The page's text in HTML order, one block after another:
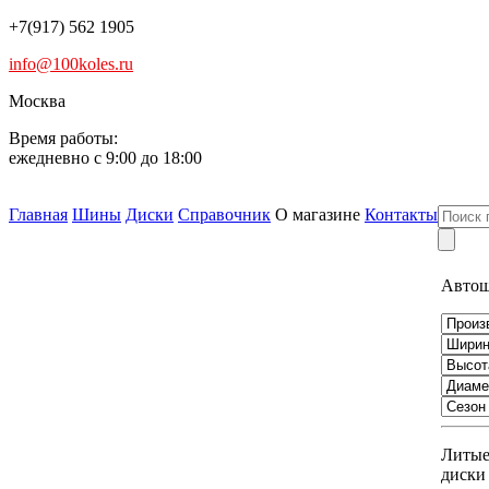
+7(917) 562 1905
info@100koles.ru
Москва
Время работы:
ежедневно с 9:00 до 18:00
Главная Шины Диски Справочник О магазине Контакты
Литые
диски